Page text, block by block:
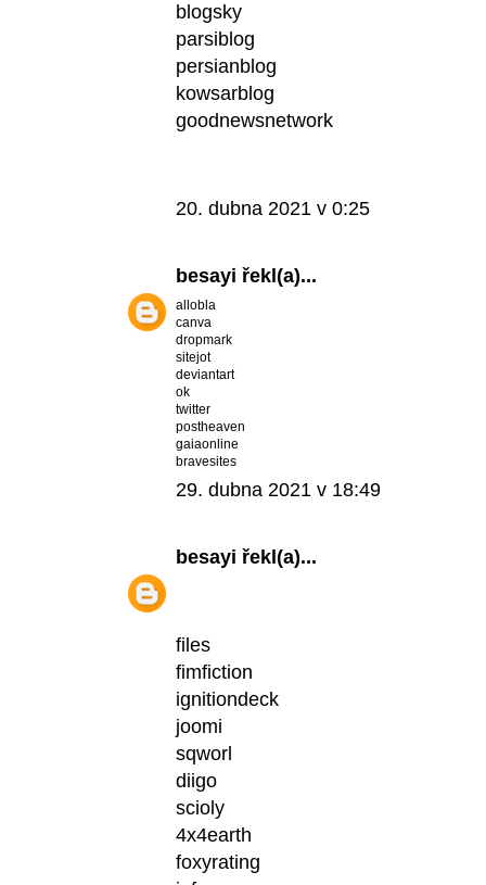
blogsky
parsiblog
persianblog
kowsarblog
goodnewsnetwork
20. dubna 2021 v 0:25
besayi řekl(a)...
allobla
canva
dropmark
sitejot
deviantart
ok
twitter
postheaven
gaiaonline
bravesites
29. dubna 2021 v 18:49
besayi řekl(a)...
files
fimfiction
ignitiondeck
joomi
sqworl
diigo
scioly
4x4earth
foxyrating